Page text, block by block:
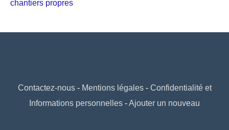
chantiers propres
Contactez-nous- Mentions légales- Confidentialité et
Informations personnelles -Ajouter un nouveau